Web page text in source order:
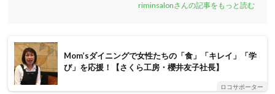
riminsalonさんの記事をもっと読む
Mom’sダイニングで女性たちの「食」「キレイ」「学
び」を応援！【さくら工房・櫻井友子社長】
ロコサポーター